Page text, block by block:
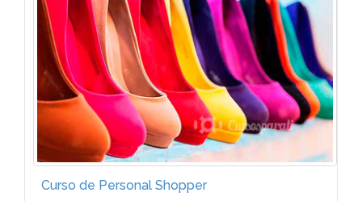
mÃ¡s importantes en todas sus Ã¡reas de
conocimiento.El Curso de Esteticista...
Curso de Personal Shopper